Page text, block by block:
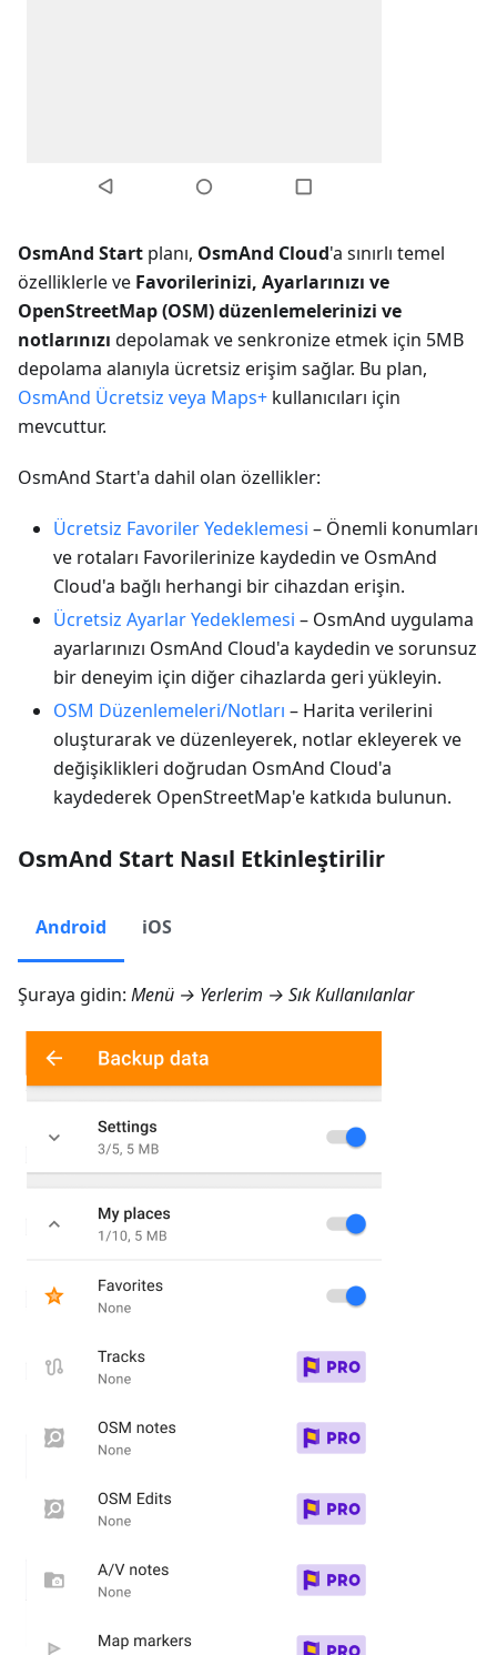
OsmAnd Start planı, OsmAnd Cloud'a sınırlı temel
özelliklerle ve Favorilerinizi, Ayarlarınızı ve
OpenStreetMap (OSM) düzenlemelerinizi ve
notlarınızı depolamak ve senkronize etmek için 5MB
depolama alanıyla ücretsiz erişim sağlar. Bu plan,
OsmAnd Ücretsiz veya Maps+ kullanıcıları için
mevcuttur.
OsmAnd Start'a dahil olan özellikler:
Ücretsiz Favoriler Yedeklemesi – Önemli konumları
ve rotaları Favorilerinize kaydedin ve OsmAnd
Cloud'a bağlı herhangi bir cihazdan erişin.
Ücretsiz Ayarlar Yedeklemesi – OsmAnd uygulama
ayarlarınızı OsmAnd Cloud'a kaydedin ve sorunsuz
bir deneyim için diğer cihazlarda geri yükleyin.
OSM Düzenlemeleri/Notları – Harita verilerini
oluşturarak ve düzenleyerek, notlar ekleyerek ve
değişiklikleri doğrudan OsmAnd Cloud'a
kaydederek OpenStreetMap'e katkıda bulunun.
OsmAnd Start Nasıl Etkinleştirilir
Android iOS
Şuraya gidin: Menü → Yerlerim → Sık Kullanılanlar